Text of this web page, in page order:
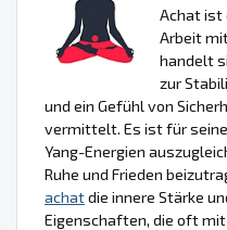
Achat ist
Arbeit
handelt
zur
und ein Gefühl von
vermittelt. Es ist für
Yang-Energien
Ruhe und Frieden
achatdie innere Stärke
Eigenschaften, die oft